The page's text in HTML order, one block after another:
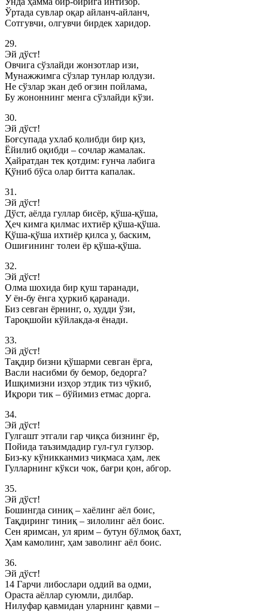
Ўртада сувлар оқар айланч-айланч,
Сотгувчи, олгувчи бирдек харидор.
29.
Эй дўст!
Овчига сўзлайди жонзотлар изи,
Мунажжимга сўзлар тунлар юлдузи.
Не сўзлар экан деб оғзин пойлама,
Бу жононнинг менга сўзлайди кўзи.
30.
Эй дўст!
Боғсупада ухлаб қолибди бир қиз,
Ёйилиб оқибди – сочлар жамалак.
Ҳайратдан тек қотдим: ғунча лабига
Қўниб бўса олар битта капалак.
31.
Эй дўст!
Дўст, аёлда гуллар бисёр, қўша-қўша,
Ҳеч кимга қилмас ихтиёр қўша-қўша.
Қўша-қўша ихтиёр қилса у, баским,
Ошиғининг толеи ёр қўша-қўша.
32.
Эй дўст!
Олма шохида бир қуш таранади,
У ён-бу ёнга ҳуркиб қаранади.
Биз севган ёрнинг, о, худди ўзи,
Тароқшойи кўйлакда-я ёнади.
33.
Эй дўст!
Тақдир бизни қўшарми севган ёрга,
Васли насибми бу бемор, бедорга?
Ишқимизни изҳор этдик тиз чўкиб,
Иқрори тик – бўйимиз етмас дорга.
34.
Эй дўст!
Гулгашт этгали гар чиқса бизнинг ёр,
Пойида таъзимдадир гул-гул гулзор.
Биз-ку кўникканмиз чиқмаса ҳам, лек
Гулларнинг кўкси чок, бағри қон, абгор.
35.
Эй дўст!
Бошингда синиқ – хаёлинг аёл боис,
Тақдиринг тиниқ – зилолинг аёл боис.
Сен яримсан, ул ярим – бутун бўлмоқ бахт,
Ҳам камолинг, ҳам заволинг аёл боис.
36.
Эй дўст!
14 Гарчи либослари оддий ва одми,
Ораста аёллар суюмли, дилбар.
Нилуфар қавмидан уларнинг қавми –